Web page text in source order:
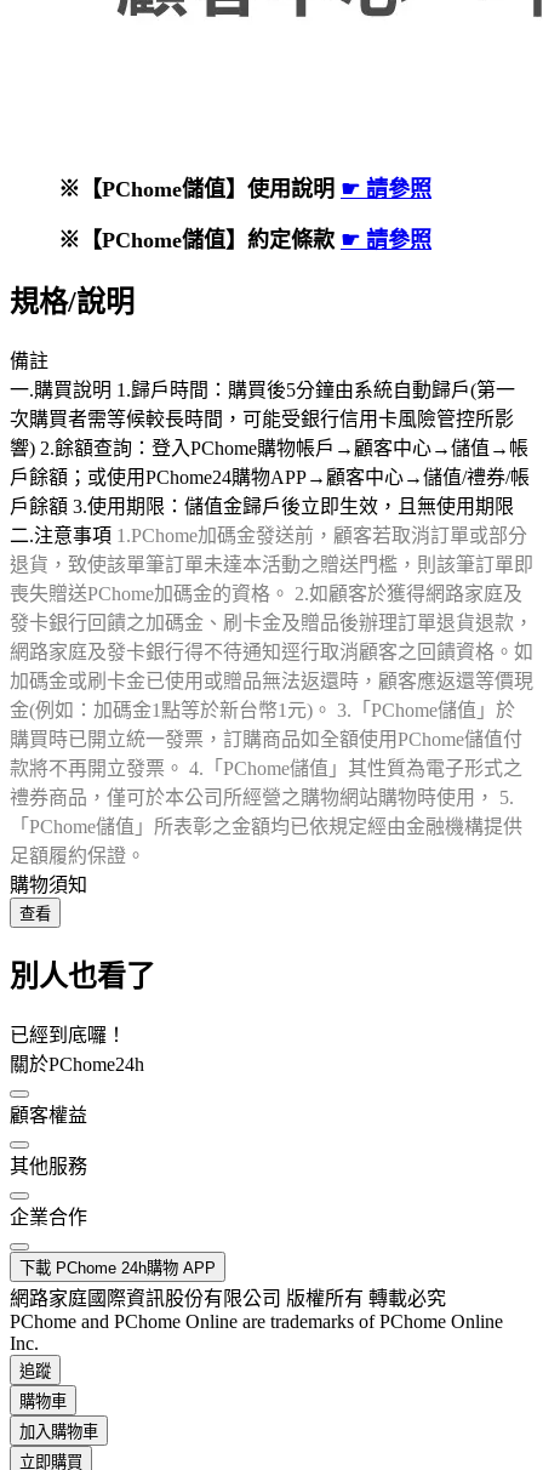
※【PChome儲值】使用說明 ☛ 請參照
※【PChome儲值】約定條款 ☛ 請參照
規格/說明
備註
一.購買說明 1.歸戶時間：購買後5分鐘由系統自動歸戶(第一
次購買者需等候較長時間，可能受銀行信用卡風險管控所影
響) 2.餘額查詢：登入PChome購物帳戶→顧客中心→儲值→帳
戶餘額；或使用PChome24購物APP→顧客中心→儲值/禮券/帳
戶餘額 3.使用期限：儲值金歸戶後立即生效，且無使用期限
二.注意事項 1.PChome加碼金發送前，顧客若取消訂單或部分
退貨，致使該單筆訂單未達本活動之贈送門檻，則該筆訂單即
喪失贈送PChome加碼金的資格。 2.如顧客於獲得網路家庭及
發卡銀行回饋之加碼金、刷卡金及贈品後辦理訂單退貨退款，
網路家庭及發卡銀行得不待通知逕行取消顧客之回饋資格。如
加碼金或刷卡金已使用或贈品無法返還時，顧客應返還等價現
金(例如：加碼金1點等於新台幣1元)。 3.「PChome儲值」於
購買時已開立統一發票，訂購商品如全額使用PChome儲值付
款將不再開立發票。 4.「PChome儲值」其性質為電子形式之
禮券商品，僅可於本公司所經營之購物網站購物時使用， 5.
「PChome儲值」所表彰之金額均已依規定經由金融機構提供
足額履約保證。
購物須知
查看
別人也看了
已經到底囉！
關於PChome24h
顧客權益
其他服務
企業合作
下載 PChome 24h購物 APP
網路家庭國際資訊股份有限公司 版權所有 轉載必究
PChome and PChome Online are trademarks of PChome Online
Inc.
追蹤
購物車
加入購物車
立即購買